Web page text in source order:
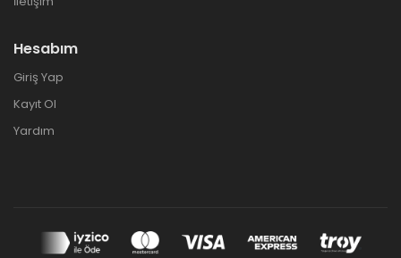
Hesabım
Giriş Yap
Kayıt Ol
Yardım